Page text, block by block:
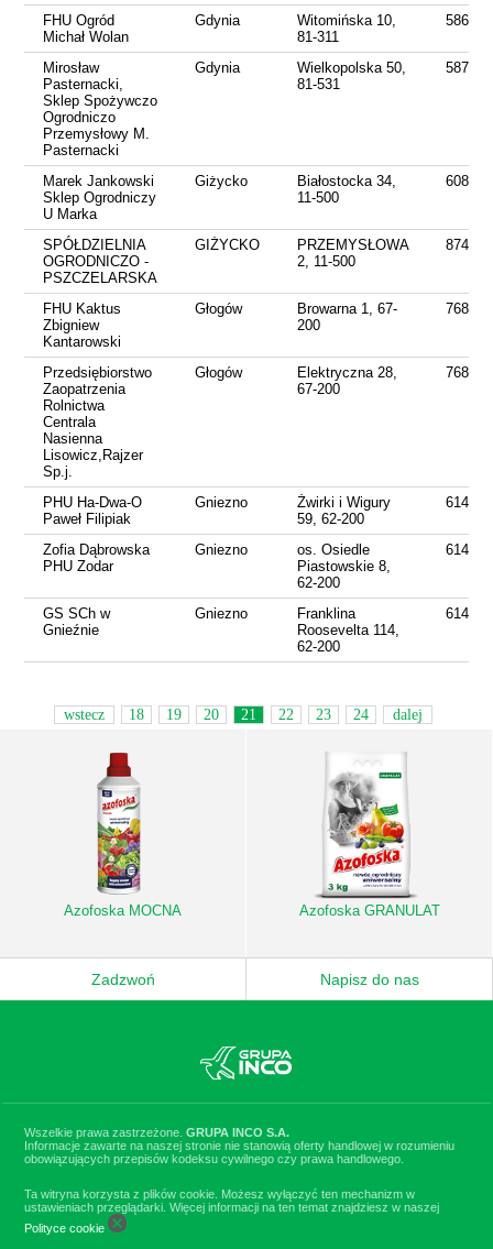
FHU Ogród
Michał Wolan
Gdynia
Witomińska 10,
81-311
Mirosław
Pasternacki,
Sklep Spożywczo
Ogrodniczo
Przemysłowy M.
Pasternacki
Gdynia
Wielkopolska 50,
81-531
Marek Jankowski
Sklep Ogrodniczy
U Marka
Giżycko
Białostocka 34,
11-500
SPÓŁDZIELNIA
OGRODNICZO -
PSZCZELARSKA
GIŻYCKO
PRZEMYSŁOWA
2, 11-500
FHU Kaktus
Zbigniew
Kantarowski
Głogów
Browarna 1, 67-
200
Przedsiębiorstwo
Zaopatrzenia
Rolnictwa
Centrala
Nasienna
Lisowicz,Rajzer
Sp.j.
Głogów
Elektryczna 28,
67-200
PHU Ha-Dwa-O
Paweł Filipiak
Gniezno
Żwirki i Wigury
59, 62-200
Zofia Dąbrowska
PHU Zodar
Gniezno
os. Osiedle
Piastowskie 8,
62-200
GS SCh w
Gnieźnie
Gniezno
Franklina
Roosevelta 114,
62-200
wstecz 18 19 20 21 22 23 24 dalej
Azofoska MOCNA Azofoska GRANULAT
Zadzwoń Napisz do nas
Wszelkie prawa zastrzeżone.GRUPA INCO S.A.
Informacje zawarte na naszej stronie nie stanowią oferty handlowej w rozumieniu
obowiązujących przepisów kodeksu cywilnego czy prawa handlowego.
Ta witryna korzysta z plików cookie. Możesz wyłączyć ten mechanizm w
ustawieniach przeglądarki. Więcej informacji na ten temat znajdziesz w naszej
Polityce cookie